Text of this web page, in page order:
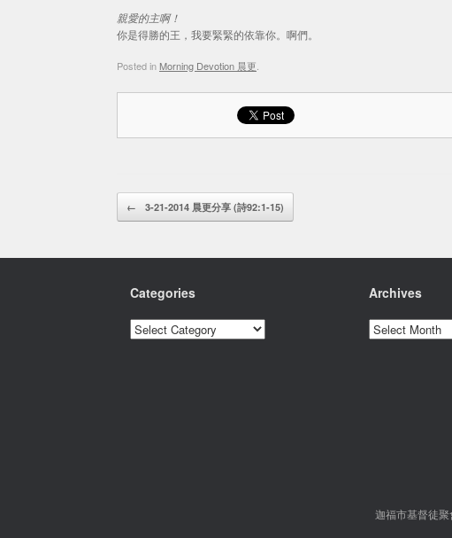
親愛的主啊！
你是得勝的王，我要緊緊的依靠你。啊們。
Posted in Morning Devotion 晨更
Post navigation
← 3-21-2014 晨更分享 (詩92:1-15)
Categories
Categories
Archives
Archives
迦福市基督徒聚